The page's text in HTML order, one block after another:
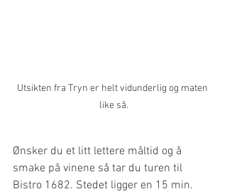
Utsikten fra Tryn er helt vidunderlig og maten
like så.
Ønsker du et litt lettere måltid og å
smake på vinene så tar du turen til
Bistro 1682. Stedet ligger en 15 min.